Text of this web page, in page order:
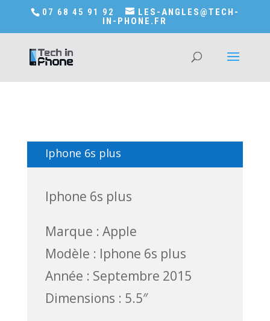
Accédez a Shop-in-tech-in-phone
07 68 45 91 92
LES-ANGLES@TECH-
IN-PHONE.FR
Iphone 6s plus
Iphone 6s plus
Marque : Apple
Modèle : Iphone 6s plus
Année : Septembre 2015
Dimensions : 5.5″